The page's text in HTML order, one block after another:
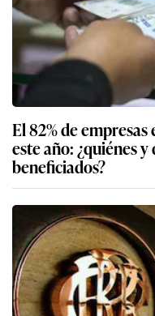
El 82% de
este año: ¿quiénes
beneficiados?